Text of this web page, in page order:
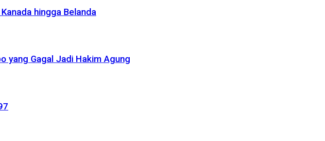
hingga Belanda
yang Gagal Jadi Hakim Agung